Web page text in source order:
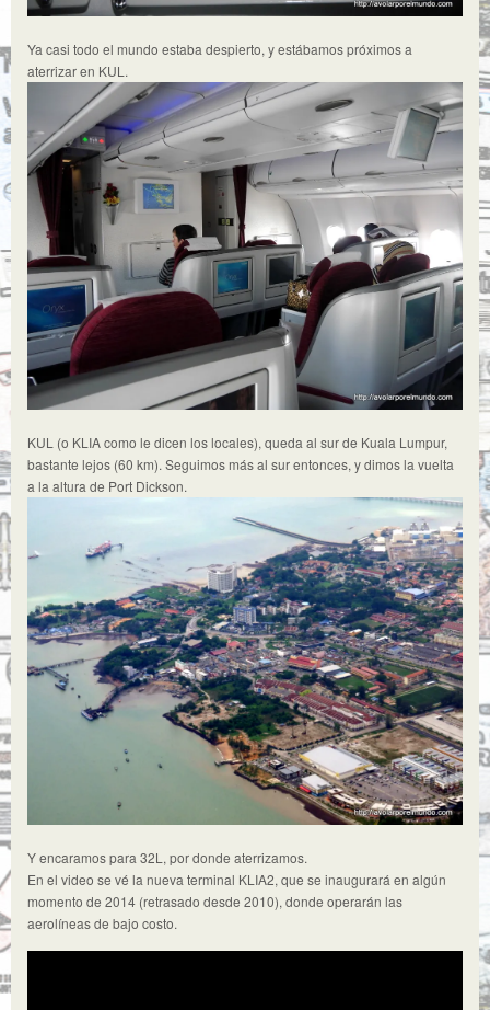
Ya casi todo el mundo estaba despierto, y estábamos próximos a
aterrizar en KUL.
KUL (o KLIA como le dicen los locales), queda al sur de Kuala Lumpur,
bastante lejos (60 km). Seguimos más al sur entonces, y dimos la vuelta
a la altura de Port Dickson.
Y encaramos para 32L, por donde aterrizamos.
En el video se vé la nueva terminal KLIA2, que se inaugurará en algún
momento de 2014 (retrasado desde 2010), donde operarán las
aerolíneas de bajo costo.